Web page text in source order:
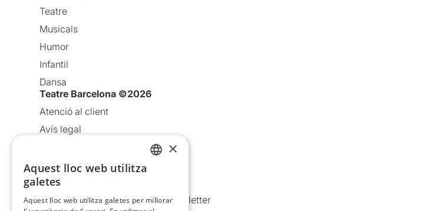
Teatre
Musicals
Humor
Infantil
Dansa
Teatre Barcelona ©2026
Atenció al client
Avís legal
Política de cookies
Condicions d’ús
Comunicacions comercials i Newsletter
×
Aquest lloc web utilitza
galetes
Aquest lloc web utilitza galetes per millorar